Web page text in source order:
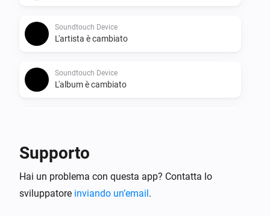
Soundtouch Device
L'artista è cambiato
Soundtouch Device
L'album è cambiato
Il volume è cambiato
Supporto
Hai un problema con questa app? Contatta lo
sviluppatore inviando un’email.